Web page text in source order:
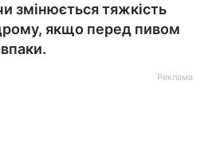
змінюється тяжкість
якщо перед пивом
Реклама